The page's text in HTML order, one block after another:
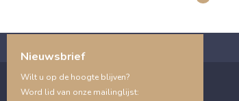
Nieuwsbrief
Wilt u op de hoogte blijven?
Word lid van onze mailinglijst: